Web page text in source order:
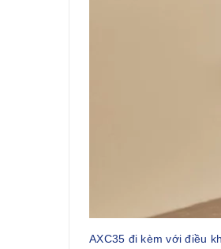
AXC35 đi kèm với điều